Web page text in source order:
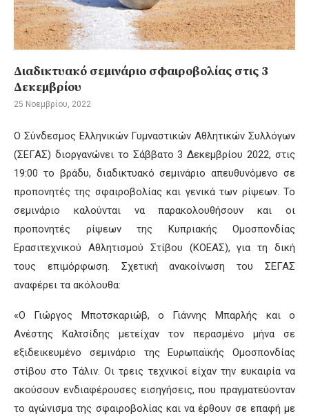
Διαδικτυακό σεμινάριο σφαιροβολίας στις 3
Δεκεμβρίου
25 Νοεμβρίου, 2022
Ο Σύνδεσμος Ελληνικών Γυμναστικών Αθλητικών Συλλόγων
(ΣΕΓΑΣ) διοργανώνει το Σάββατο 3 Δεκεμβρίου 2022, στις
19:00 το βράδυ, διαδικτυακό σεμινάριο απευθυνόμενο σε
προπονητές της σφαιροβολίας και γενικά των ρίψεων. Το
σεμινάριο καλούνται να παρακολουθήσουν και οι
προπονητές ρίψεων της Κυπριακής Ομοσπονδίας
Ερασιτεχνικού Αθλητισμού Στίβου (ΚΟΕΑΣ), για τη δική
τους επιμόρφωση. Σχετική ανακοίνωση του ΣΕΓΑΣ
αναφέρει τα ακόλουθα:
«Ο Γιώργος Μποτσκαριώβ, ο Γιάννης Μπαρλής και ο
Ανέστης Καλτσίδης μετείχαν τον περασμένο μήνα σε
εξιδεικευμένο σεμινάριο της Ευρωπαϊκής Ομοσπονδίας
στίβου στο Τάλιν. Οι τρεις τεχνικοί είχαν την ευκαιρία να
ακούσουν ενδιαφέρουσες εισηγήσεις, που πραγματεύονταν
το αγώνισμα της σφαιροβολίας και να έρθουν σε επαφή με